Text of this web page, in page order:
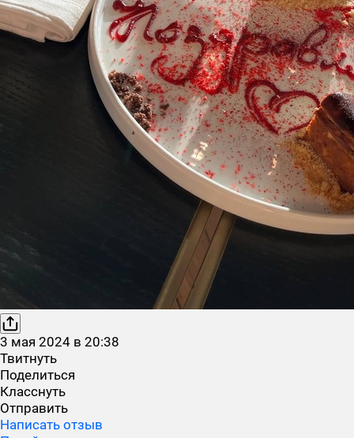
3 мая 2024 в 20:38
Твитнуть
Поделиться
Класснуть
Отправить
Написать отзыв